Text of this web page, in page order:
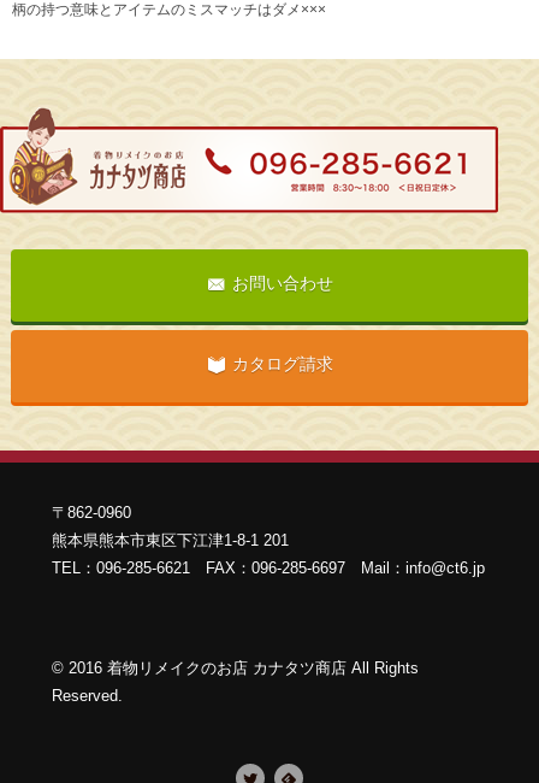
柄の持つ意味とアイテムのミスマッチはダメ×××
お問い合わせ
カタログ請求
〒862-0960
熊本県熊本市東区下江津1-8-1 201
TEL：096-285-6621 FAX：096-285-6697 Mail：info@ct6.jp
© 2016 着物リメイクのお店 カナタツ商店 All Rights
Reserved.